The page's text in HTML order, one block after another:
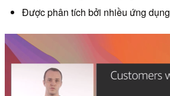
Được phân tích bởi nhiều ứng dụng